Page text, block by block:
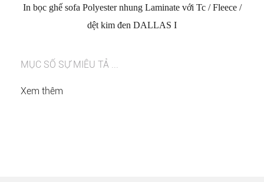
In bọc ghế sofa Polyester nhung Laminate với Tc / Fleece /
dệt kim đen DALLAS I
MỤC SỐ SỰ MIÊU TẢ ...
Xem thêm